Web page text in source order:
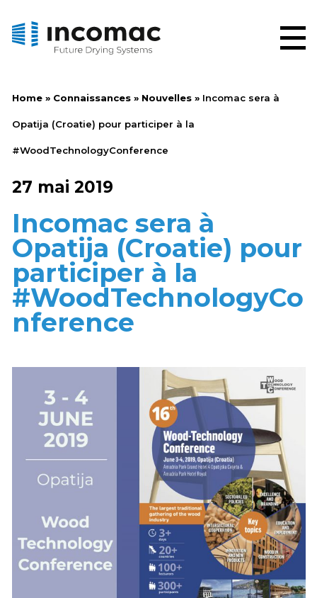
Home» Connaissances» Nouvelles» Incomac sera à
Opatija (Croatie) pour participer à la
#WoodTechnologyConference
27 mai 2019
Incomac sera à
Opatija (Croatie) pour
participer à la
#WoodTechnologyCo
nference